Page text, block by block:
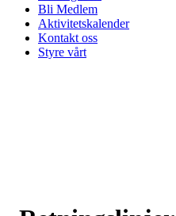
Bli Medlem
Aktivitetskalender
Kontakt oss
Styre vårt